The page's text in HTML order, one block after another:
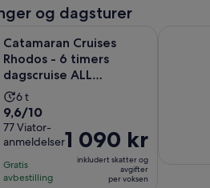
og dagsturer
Catamaran Cruises
Rhodos - 6 timers
dagscruise ALL
INCLUSIVE
Aktivitetens
varighet
er
6
timer
6 t
9.6
av
10
med
77
9,6/10
77 Viator-
anmeldelser
Gratis
avbestilling
Prisen
er
1 090 kr
1 090 kr
inkludert skatter og
avgifter
per voksen